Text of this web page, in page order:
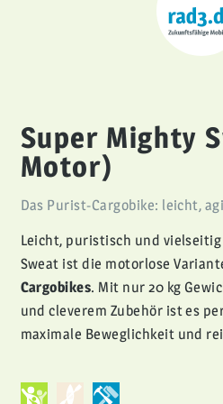
Super Mighty
Motor)
Das Purist-Cargobike: leicht,
Leicht, puristisch und vielseitig
Sweat ist die motorlose
Cargobikes. Mit nur 20 kg
und cleverem Zubehör ist es
maximale Beweglichkeit und